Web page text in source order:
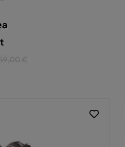
€